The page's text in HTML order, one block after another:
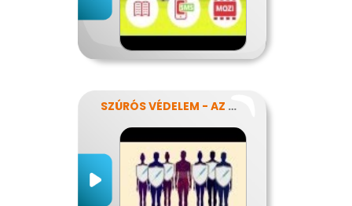
SZÚRÓS VÉDELEM - AZ OLTÁSOKRÓL